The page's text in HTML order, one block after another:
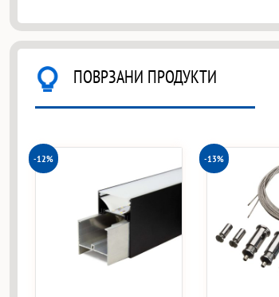
ПОВРЗАНИ ПРОДУКТИ
-12% -13%